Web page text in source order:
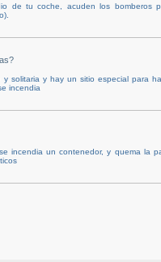
de tu coche, acuden los bomberos
solitaria y hay un sitio especial para
incendia
incendia un contenedor, y quema la